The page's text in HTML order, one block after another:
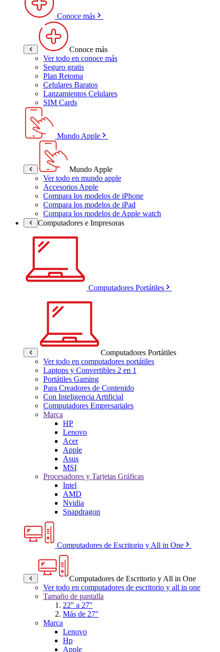
Conoce más
Conoce más
Ver todo en conoce más
Seguro gratis
Plan Retoma
Celulares Baratos
Lanzamientos Celulares
SIM Cards
Mundo Apple
Mundo Apple
Ver todo en mundo apple
Accesorios Apple
Compara los modelos de iPhone
Compara los modelos de iPad
Compara los modelos de Apple watch
Computadores e Impresoras
Computadores Portátiles
Computadores Portátiles
Ver todo en computadores portátiles
Laptops y Convertibles 2 en 1
Portátiles Gaming
Para Creadores de Contenido
Con Inteligencia Artificial
Computadores Empresariales
Marca
HP
Lenovo
Acer
Apple
Asus
MSI
Procesadores y Tarjetas Gráficas
Intel
AMD
Nvidia
Snapdragon
Computadores de Escritorio y All in One
Computadores de Escritorio y All in One
Ver todo en computadores de escritorio y all in one
Tamaño de pantalla
22" a 27"
Más de 27"
Marca
Lenovo
Hp
Apple